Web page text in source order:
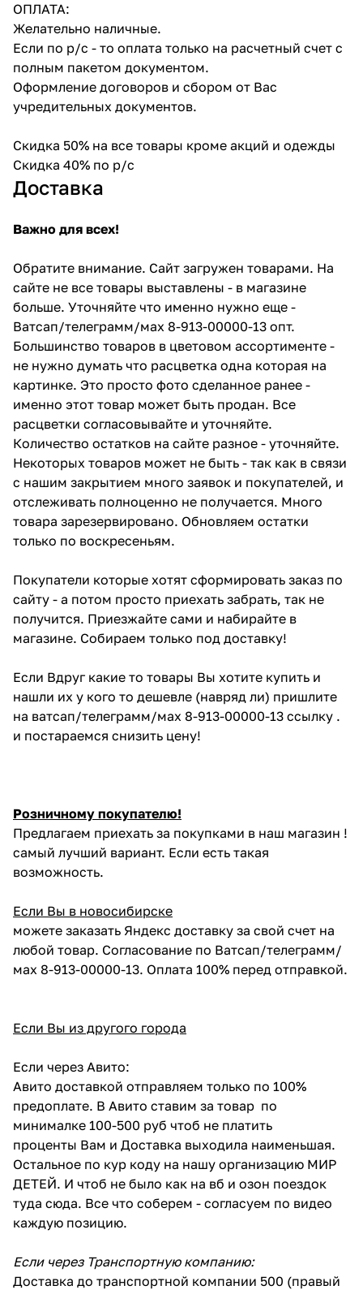
ОПЛАТА:
Желательно наличные.
Если по р/с - то оплата только на расчетный счет с
полным пакетом документом.
Оформление договоров и сбором от Вас
учредительных документов.
Скидка 50% на все товары кроме акций и одежды
Скидка 40% по р/с
Доставка
Важно для всех!
Обратите внимание. Сайт загружен товарами. На
сайте не все товары выставлены - в магазине
больше. Уточняйте что именно нужно еще -
Ватсап/телеграмм/мах 8-913-00000-13 опт.
Большинство товаров в цветовом ассортименте -
не нужно думать что расцветка одна которая на
картинке. Это просто фото сделанное ранее -
именно этот товар может быть продан. Все
расцветки согласовывайте и уточняйте.
Количество остатков на сайте разное - уточняйте.
Некоторых товаров может не быть - так как в связи
с нашим закрытием много заявок и покупателей, и
отслеживать полноценно не получается. Много
товара зарезервировано. Обновляем остатки
только по воскресеньям.
Покупатели которые хотят сформировать заказ по
сайту - а потом просто приехать забрать, так не
получится. Приезжайте сами и набирайте в
магазине. Собираем только под доставку!
Если Вдруг какие то товары Вы хотите купить и
нашли их у кого то дешевле (навряд ли) пришлите
на ватсап/телеграмм/мах 8-913-00000-13 ссылку .
и постараемся снизить цену!
Розничному покупателю!
Предлагаем приехать за покупками в наш магазин !
самый лучший вариант. Если есть такая
возможность.
Если Вы в новосибирске
можете заказать Яндекс доставку за свой счет на
любой товар. Согласование по Ватсап/телеграмм/
мах 8-913-00000-13. Оплата 100% перед отправкой.
Если Вы из другого города
Если через Авито:
Авито доставкой отправляем только по 100%
предоплате. В Авито ставим за товар по
минималке 100-500 руб чтоб не платить
проценты Вам и Доставка выходила наименьшая.
Остальное по кур коду на нашу организацию МИР
ДЕТЕЙ. И чтоб не было как на вб и озон поездок
туда сюда. Все что соберем - согласуем по видео
каждую позицию.
Если через Транспортную компанию:
Доставка до транспортной компании 500 (правый